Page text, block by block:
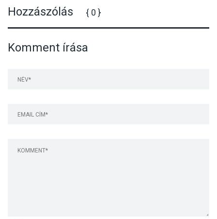
Hozzászólás { 0 }
Komment írása